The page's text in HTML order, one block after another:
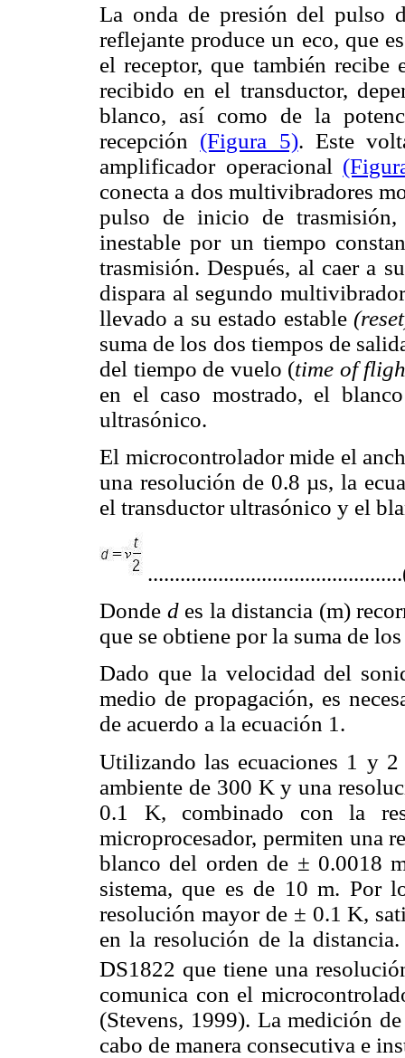
La onda de presión del pulso
reflejante produce un eco, que
el receptor, que también
recibido en el transductor,
blanco, así como de la
recepción (Figura 5). Este
amplificador operacional
conecta a dos multivibradores
pulso de inicio de
inestable por un tiempo
trasmisión. Después, al caer a
dispara al segundo
llevado a su estado estable
suma de los dos tiempos de
del tiempo de vuelo (time of
en el caso mostrado, el
ultrasónico.
El microcontrolador mide el
una resolución de 0.8 µs, la
el transductor ultrasónico y el
Donde des la distancia (m)
que se obtiene por la suma de
Dado que la velocidad del
medio de propagación, es
de acuerdo a la ecuación 1.
Utilizando las ecuaciones 1 y 2
ambiente de 300 K y una
0.1 K, combinado con la
microprocesador, permiten una
blanco del orden de ± 0.0018
sistema, que es de 10 m. Por
resolución mayor de ± 0.1 K,
en la resolución de la
DS1822 que tiene una
comunica con el
(Stevens, 1999). La medición
cabo de manera consecutiva e